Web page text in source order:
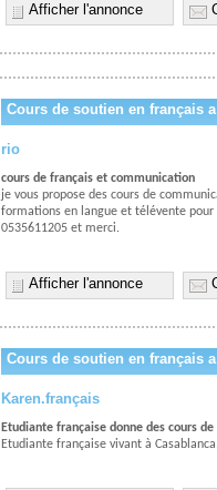
Afficher l'annonce
Cours de soutien en français
rio
cours de français et communication
je vous propose des cours de
formations en langue et télévente
0535611205 et merci.
Afficher l'annonce
Cours de soutien en français
Karen.français
Etudiante française donne des cours
Etudiante française vivant à